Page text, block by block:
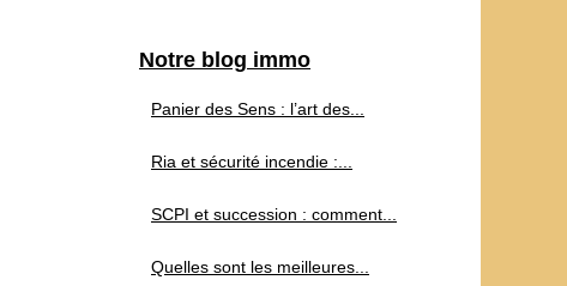
Notre blog immo
Panier des Sens : l’art des...
Ria et sécurité incendie :...
SCPI et succession : comment...
Quelles sont les meilleures...